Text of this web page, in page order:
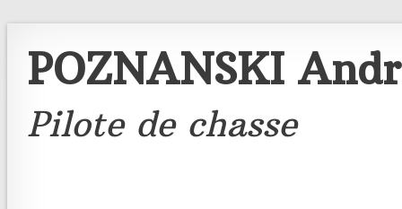
POZNANSKI
Pilote de chasse